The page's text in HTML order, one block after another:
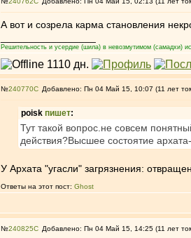
А вот и созрела карма становления
Решительность и усердие (шила) в невозмутимом (самадхи)
№240770 Добавлено: Пн 04 Май 15, 10:07 (11 лет
poisk пишет:
Тут такой вопрос.не совсем
действия?Высшее состоятие
У Архата "угасли" загрязнения:
Ответы на этот пост: Ghost
№240825 Добавлено: Пн 04 Май 15, 14:25 (11 лет